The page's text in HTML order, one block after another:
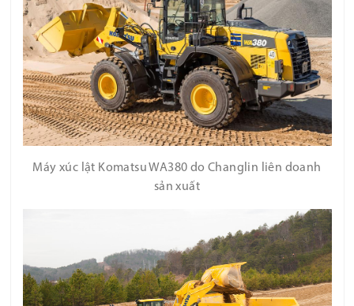
Máy xúc lật Komatsu WA380 do Changlin liên doanh
sản xuất